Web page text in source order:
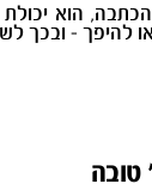
הכתבה, הוא
להיפך - ובכך